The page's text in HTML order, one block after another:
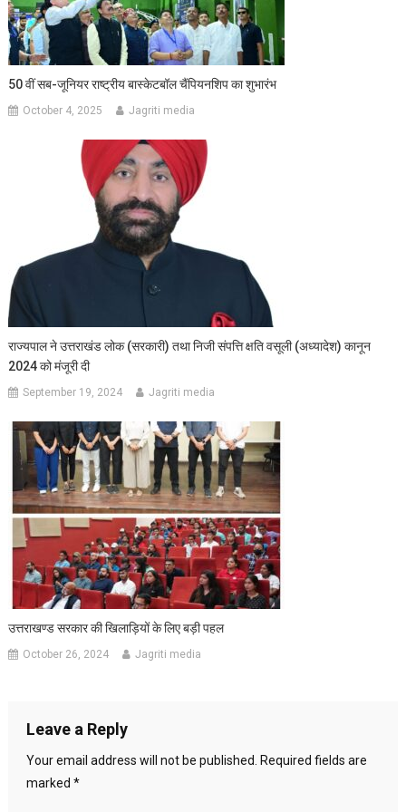
50 वीं सब-जूनियर राष्ट्रीय बास्केटबॉल चैंपियनशिप का शुभारंभ
October 4, 2025 Jagriti media
राज्यपाल ने उत्तराखंड लोक (सरकारी) तथा निजी संपत्ति क्षति वसूली (अध्यादेश) कानून
2024 को मंजूरी दी
September 19, 2024 Jagriti media
उत्तराखण्ड सरकार की खिलाड़ियों के लिए बड़ी पहल
October 26, 2024 Jagriti media
Leave a Reply
Your email address will not be published.
Required fields are
marked *